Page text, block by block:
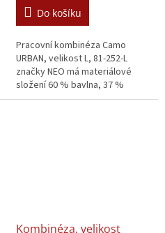
Do košíku
Pracovní kombinéza Camo
URBAN, velikost L, 81-252-L
značky NEO má materiálové
složení 60 % bavlna, 37 %
polyester a 3 % elastan.
Kombinéza, velikost